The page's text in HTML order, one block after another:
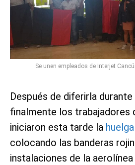
Se unen empleados de Interjet
Después de diferirla
finalmente los trabajadores
iniciaron esta tarde la huelga
colocando las banderas
instalaciones de la